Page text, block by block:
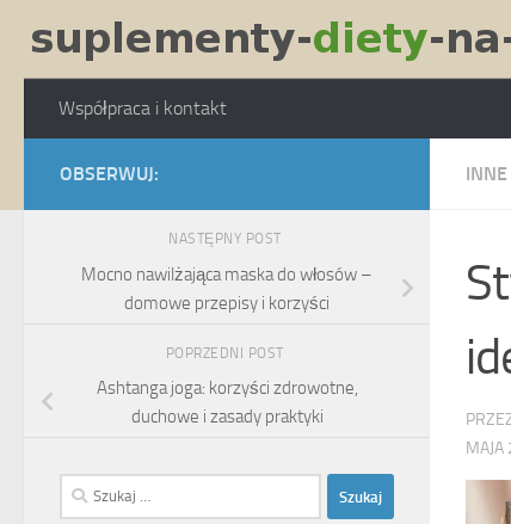
Skip to content
Współpraca i kontakt
INNE
MAJA
OBSERWUJ:
NASTĘPNY POST
Mocno nawilżająca maska do włosów –
domowe przepisy i korzyści
POPRZEDNI POST
Ashtanga joga: korzyści zdrowotne,
duchowe i zasady praktyki
Szukaj: